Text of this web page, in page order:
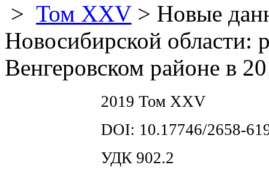
> Том XXV > Новые
Новосибирской области:
Венгеровском районе в
2019 Том XXV
DOI: 10.17746/2658-
УДК 902.2